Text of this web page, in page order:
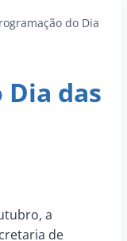
do Dia
das
a
de